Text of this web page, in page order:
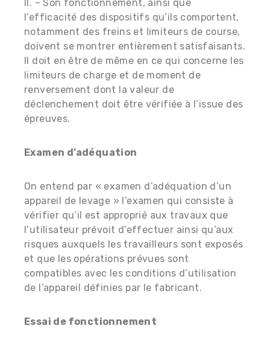
II. – Son fonctionnement, ainsi que
l’efficacité des dispositifs qu’ils comportent,
notamment des freins et limiteurs de course,
doivent se montrer entièrement satisfaisants.
Il doit en être de même en ce qui concerne les
limiteurs de charge et de moment de
renversement dont la valeur de
déclenchement doit être vérifiée à l’issue des
épreuves.
Examen d’adéquation
On entend par « examen d’adéquation d’un
appareil de levage » l’examen qui consiste à
vérifier qu’il est approprié aux travaux que
l’utilisateur prévoit d’effectuer ainsi qu’aux
risques auxquels les travailleurs sont exposés
et que les opérations prévues sont
compatibles avec les conditions d’utilisation
de l’appareil définies par le fabricant.
Essai de fonctionnement